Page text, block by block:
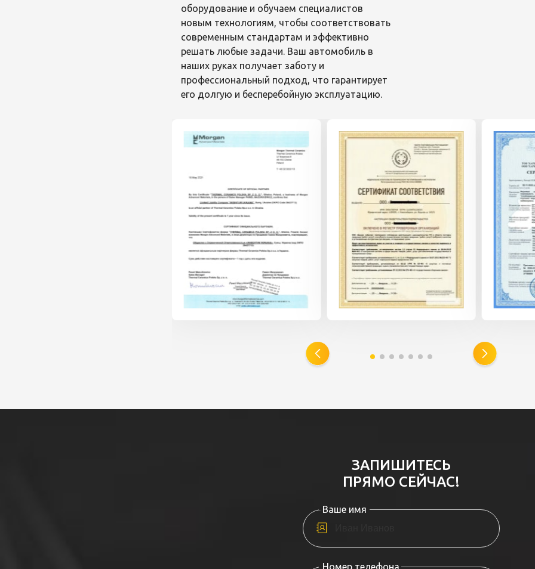
оборудование и обучаем специалистов
новым технологиям, чтобы соответствовать
современным стандартам и эффективно
решать любые задачи. Ваш автомобиль в
наших руках получает заботу и
профессиональный подход, что гарантирует
его долгую и бесперебойную эксплуатацию.
ЗАПИШИТЕСЬ
ПРЯМО СЕЙЧАС!
Ваше имя
Номер телефона